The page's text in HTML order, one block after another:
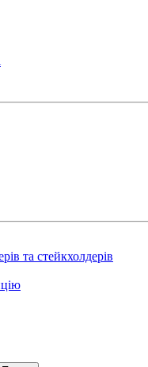
та стейкхолдерів